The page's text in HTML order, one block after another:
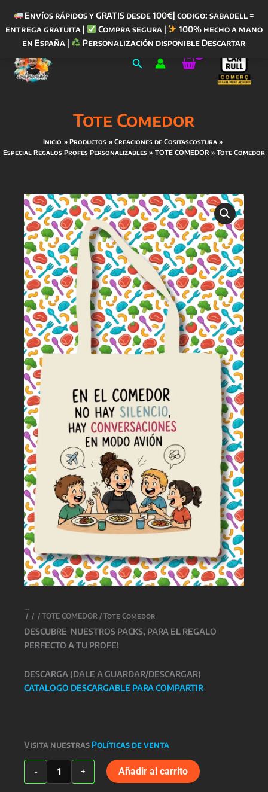
Envíos rápidos y GRATIS desde 100€| codigo: sabadell =
entrega gratuita |
Compra segura |
100% hecho a mano
en España |
Personalización disponible Descartar
contenido
Buscar
Tote Comedor
Inicio Productos
Creaciones de Cositascostura
Especial Regalos Profes Personalizables
TOTE COMEDOR Tote Comedor
/ / / TOTE COMEDOR / Tote Comedor
DESCUBRE NUESTROS PACKS, PARA EL REGALO
PERFECTO A TU PROFE!
DESCARGA (DALE A GUARDAR/DESCARGAR)
CATALOGO DESCARGABLE PARA COMPARTIR
Visita nuestras Políticas de venta
-
Tote
Comedor
+ Añadir al carrito